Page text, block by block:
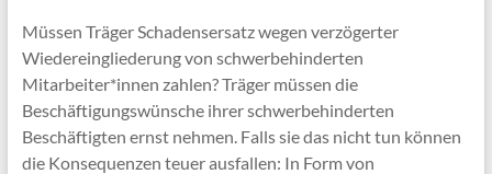
Müssen Träger Schadensersatz wegen verzögerter
Wiedereingliederung von schwerbehinderten
Mitarbeiter*innen zahlen? Träger müssen die
Beschäftigungswünsche ihrer schwerbehinderten
Beschäftigten ernst nehmen. Falls sie das nicht tun können
die Konsequenzen teuer ausfallen: In Form von